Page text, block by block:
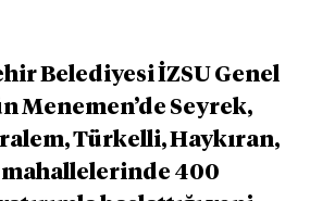
Belediyesi İZSU Genel
Menemen’de Seyrek,
Türkelli, Haykıran,
mahallelerinde 400